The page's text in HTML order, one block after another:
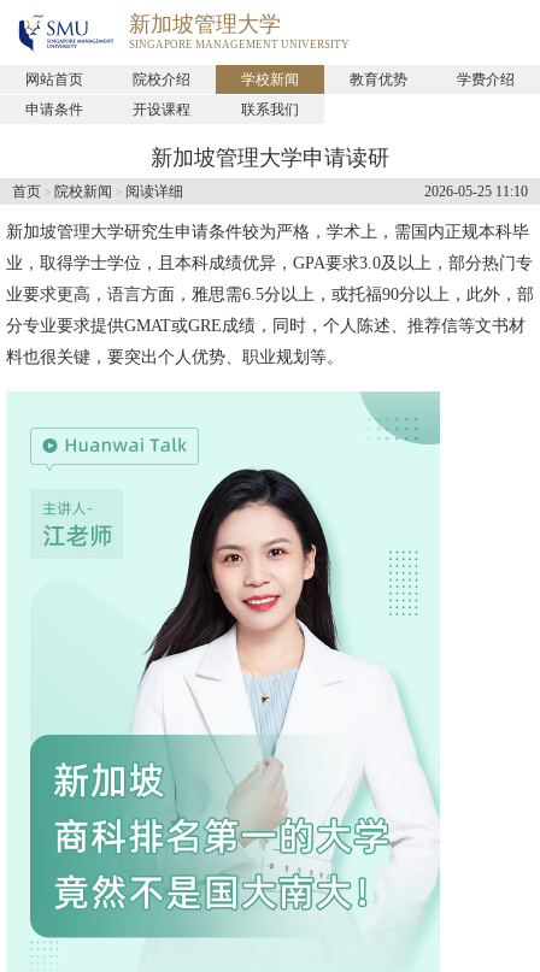
新加坡管理大学
SINGAPORE MANAGEMENT UNIVERSITY
网站首页 院校介绍 学校新闻 教育优势
学费介绍
申请条件
开设课程 联系我们
新加坡管理大学申请读研
2026-05-25 11:10
首页 > 院校新闻 > 阅读详细
新加坡管理大学研究生申请条件较为严格，学术上，需国内正规本科毕
业，取得学士学位，且本科成绩优异，GPA要求3.0及以上，部分热门专
业要求更高，语言方面，雅思需6.5分以上，或托福90分以上，此外，部
分专业要求提供GMAT或GRE成绩，同时，个人陈述、推荐信等文书材
料也很关键，要突出个人优势、职业规划等。